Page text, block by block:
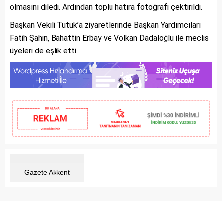
olmasını diledi. Ardından toplu hatıra fotoğrafı çektirildi.
Başkan Vekili Tutuk’a ziyaretlerinde Başkan Yardımcıları
Fatih Şahin, Bahattin Erbay ve Volkan Dadaloğlu ile meclis
üyeleri de eşlik etti.
Gazete Akkent